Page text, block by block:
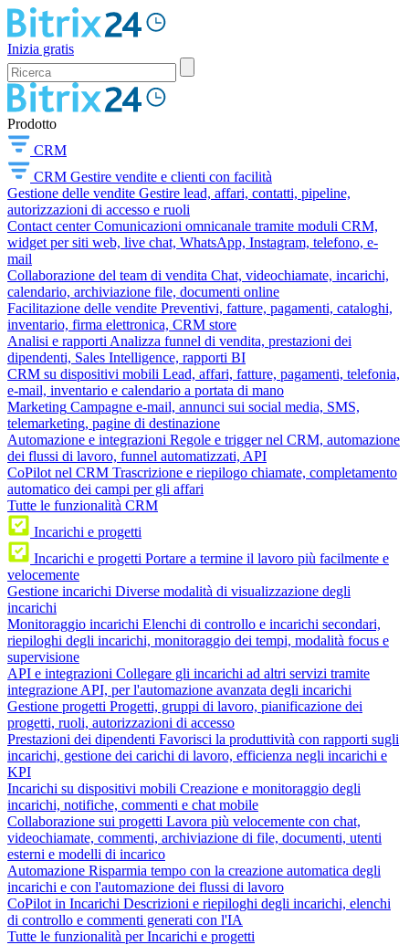
Inizia gratis
Prodotto
CRM
CRM Gestire vendite e clienti con facilità
Gestione delle vendite Gestire lead, affari, contatti, pipeline,
autorizzazioni di accesso e ruoli
Contact center Comunicazioni omnicanale tramite moduli CRM,
widget per siti web, live chat, WhatsApp, Instagram, telefono, e-
mail
Collaborazione del team di vendita Chat, videochiamate, incarichi,
calendario, archiviazione file, documenti online
Facilitazione delle vendite Preventivi, fatture, pagamenti, cataloghi,
inventario, firma elettronica, CRM store
Analisi e rapporti Analizza funnel di vendita, prestazioni dei
dipendenti, Sales Intelligence, rapporti BI
CRM su dispositivi mobili Lead, affari, fatture, pagamenti, telefonia,
e-mail, inventario e calendario a portata di mano
Marketing Campagne e-mail, annunci sui social media, SMS,
telemarketing, pagine di destinazione
Automazione e integrazioni Regole e trigger nel CRM, automazione
dei flussi di lavoro, funnel automatizzati, API
CoPilot nel CRM Trascrizione e riepilogo chiamate, completamento
automatico dei campi per gli affari
Tutte le funzionalità CRM
Incarichi e progetti
Incarichi e progetti Portare a termine il lavoro più facilmente e
velocemente
Gestione incarichi Diverse modalità di visualizzazione degli
incarichi
Monitoraggio incarichi Elenchi di controllo e incarichi secondari,
riepiloghi degli incarichi, monitoraggio dei tempi, modalità focus e
supervisione
API e integrazioni Collegare gli incarichi ad altri servizi tramite
integrazione API, per l'automazione avanzata degli incarichi
Gestione progetti Progetti, gruppi di lavoro, pianificazione dei
progetti, ruoli, autorizzazioni di accesso
Prestazioni dei dipendenti Favorisci la produttività con rapporti sugli
incarichi, gestione dei carichi di lavoro, efficienza negli incarichi e
KPI
Incarichi su dispositivi mobili Creazione e monitoraggio degli
incarichi, notifiche, commenti e chat mobile
Collaborazione sui progetti Lavora più velocemente con chat,
videochiamate, commenti, archiviazione di file, documenti, utenti
esterni e modelli di incarico
Automazione Risparmia tempo con la creazione automatica degli
incarichi e con l'automazione dei flussi di lavoro
CoPilot in Incarichi Descrizioni e riepiloghi degli incarichi, elenchi
di controllo e commenti generati con l'IA
Tutte le funzionalità per Incarichi e progetti